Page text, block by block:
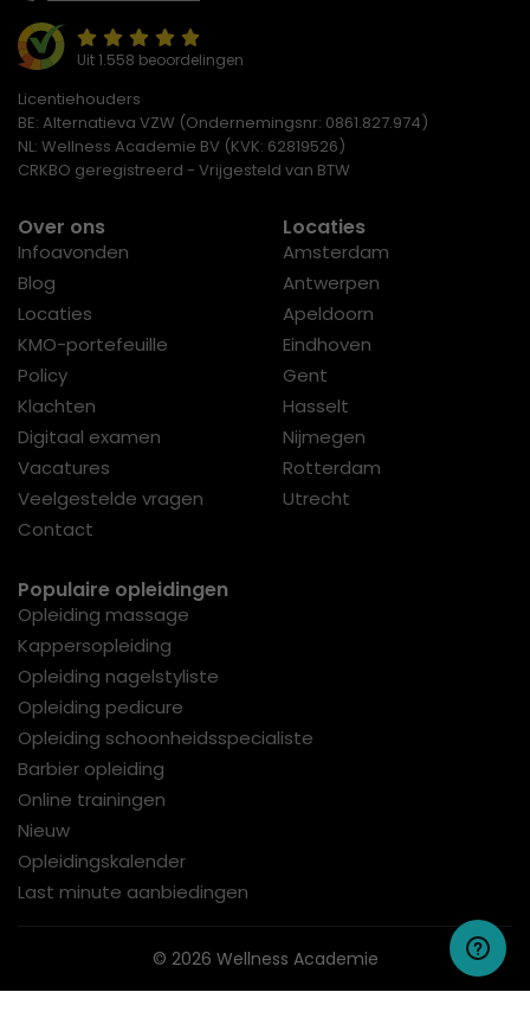
Uit 1.558 beoordelingen
Licentiehouders
BE: Alternatieva VZW (Ondernemingsnr: 0861.827.974)
NL: Wellness Academie BV (KVK: 62819526)
CRKBO geregistreerd - Vrijgesteld van BTW
Over ons
Infoavonden
Blog
Locaties
KMO-portefeuille
Policy
Klachten
Digitaal examen
Vacatures
Veelgestelde vragen
Contact
Locaties
Amsterdam
Antwerpen
Apeldoorn
Eindhoven
Gent
Hasselt
Nijmegen
Rotterdam
Utrecht
Populaire opleidingen
Opleiding massage
Kappersopleiding
Opleiding nagelstyliste
Opleiding pedicure
Opleiding schoonheidsspecialiste
Barbier opleiding
Online trainingen
Nieuw
Opleidingskalender
Last minute aanbiedingen
© 2026 Wellness Academie